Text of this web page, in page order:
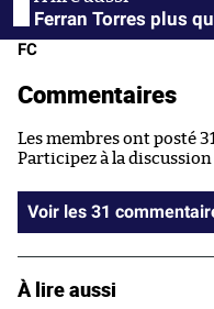
Ferran Torres plus
FC
Commentaires
Les membres ont posté
Participez à la discussion
Voir les 31
À lire aussi